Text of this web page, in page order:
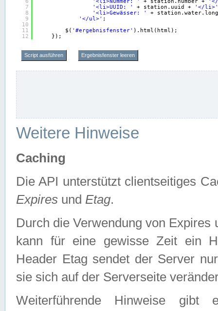
7
8
9
10
11
12
'<li>UUID: '
+ station.uuid +
'</li>'
'<li>Gewässer: '
+
'</ul>' ;
$( '#ergebnisfenster' ).html(html);
});
Script ausführen Ergebnisfenster leeren
Weitere Hinweise
Caching
Die API unterstützt clientseitiges
Expires und Etag.
Durch die Verwendung von
kann für eine gewisse Zeit ein
Header Etag sendet der Server
sie sich auf der Serverseite
Weiterführende Hinweise